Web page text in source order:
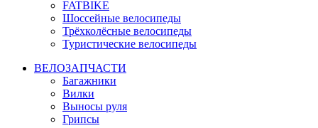
FATBIKE
Шоссейные велосипеды
Трёхколёсные велосипеды
Туристические велосипеды
ВЕЛОЗАПЧАСТИ
Багажники
Вилки
Выносы руля
Грипсы